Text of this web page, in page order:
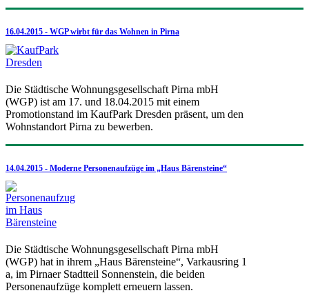
16.04.2015 - WGP wirbt für das Wohnen in Pirna
Die Städtische Wohnungsgesellschaft Pirna mbH
(WGP) ist am 17. und 18.04.2015 mit einem
Promotionstand im KaufPark Dresden präsent, um den
Wohnstandort Pirna zu bewerben.
14.04.2015 - Moderne Personenaufzüge im „Haus Bärensteine“
Die Städtische Wohnungsgesellschaft Pirna mbH
(WGP) hat in ihrem „Haus Bärensteine“, Varkausring 1
a, im Pirnaer Stadtteil Sonnenstein, die beiden
Personenaufzüge komplett erneuern lassen.